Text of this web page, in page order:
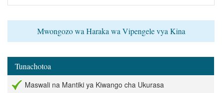
Mwongozo wa Haraka wa Vipengele vya Kina
Tunachotoa
Maswali na Mantiki ya Kiwango cha Ukurasa